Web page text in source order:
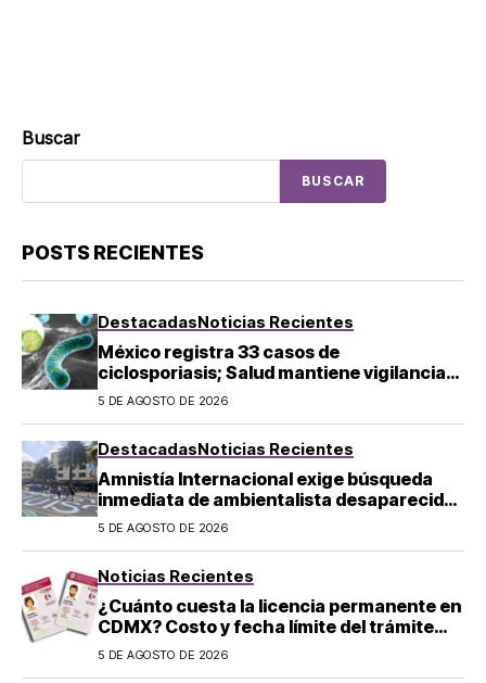
Buscar
BUSCAR
POSTS RECIENTES
DestacadasNoticias Recientes
México registra 33 casos de
ciclosporiasis; Salud mantiene vigilancia
epidemiológica
5 DE AGOSTO DE 2026
DestacadasNoticias Recientes
Amnistía Internacional exige búsqueda
inmediata de ambientalista desaparecido
en Michoacán
5 DE AGOSTO DE 2026
Noticias Recientes
¿Cuánto cuesta la licencia permanente en
CDMX? Costo y fecha límite del trámite
2026
5 DE AGOSTO DE 2026